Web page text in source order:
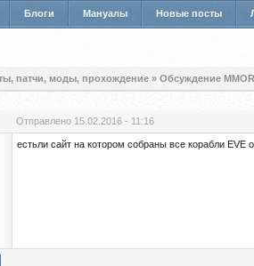
Блоги Мануалы Новые посты
патчи, моды, прохождение » Обсуждение
Отправлено 15.02.2016 - 11:16
естьли сайт на котором собраны все корабли EVE